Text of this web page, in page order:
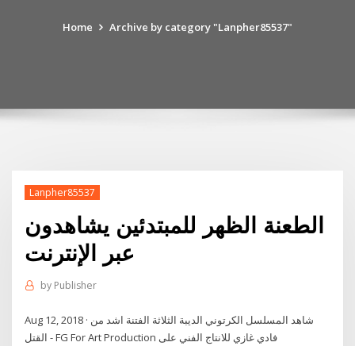
Home Archive by category "Lanpher85537"
Lanpher85537
الطعنة الظهر للمبتدئين يشاهدون
عبر الإنترنت
by Publisher
Aug 12, 2018 · شاهد المسلسل الكرتوني الديبة الثلاثة الفتنة اشد من
القتل - FG For Art Production فادي غازي للانتاج الفني على